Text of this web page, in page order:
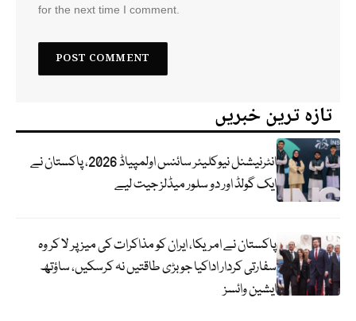
for the next time I comment.
تازہ ترین خبریں
انٹرنیشنل نیوکلیئر سائنس اولمپیاڈ 2026، پاکستان نے
ایک گولڈ اور دو سلور میڈلز جیت لیے
پاکستان نے امریکا، ایران کو مذاکرات کی میز پر لا کر وہ
سفارتی کردار اداکیا جو بڑی طاقتیں نہ کرسکیں، ساؤتھ
ایشین وائسز